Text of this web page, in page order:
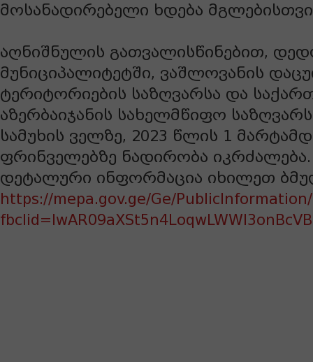
მოსანადირებელი ხდება
აღნიშნულის გათვალისწინებით,
მუნიციპალიტეტში, ვაშლოვანის
ტერიტორიების საზღვარსა და
აზერბაიჯანის სახელმწიფო
სამუხის ველზე, 2023 წლის 1
ფრინველებზე ნადირობა იკრძალება.
დეტალური ინფორმაცია იხილეთ
https://mepa.gov.ge/Ge/